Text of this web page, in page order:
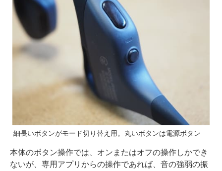
細長いボタンがモード切り替え用。丸いボタンは電源ボタン
本体のボタン操作では、オンまたはオフの操作しかでき
ないが、専用アプリからの操作であれば、音の強弱の振